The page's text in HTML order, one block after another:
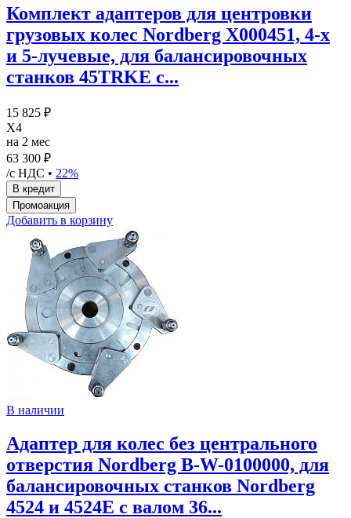
Комплект адаптеров для центровки
грузовых колес Nordberg X000451, 4-х
и 5-лучевые, для балансировочных
станков 45TRKE с...
15 825 ₽
X4
на 2 мес
63 300 ₽
/с НДС • 22%
Добавить в корзину
В наличии
Адаптер для колес без центрального
отверстия Nordberg B-W-0100000, для
балансировочных станков Nordberg
4524 и 4524E с валом 36...